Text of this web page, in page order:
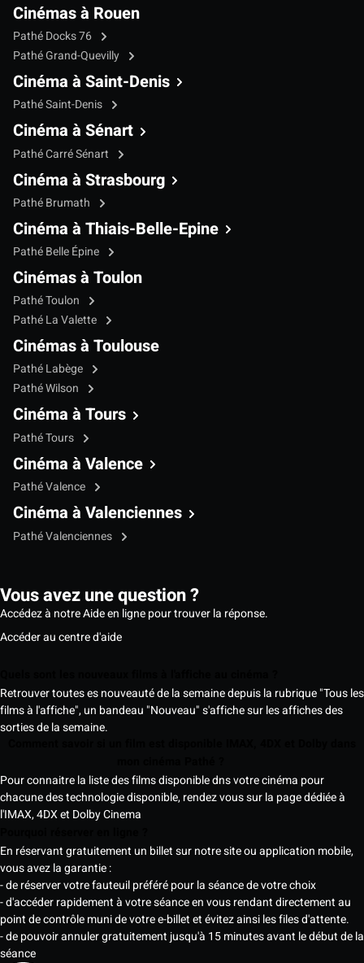
Cinémas à Rouen
Pathé Docks 76
Pathé Grand-Quevilly
Cinéma à Saint-Denis
Pathé Saint-Denis
Cinéma à Sénart
Pathé Carré Sénart
Cinéma à Strasbourg
Pathé Brumath
Cinéma à Thiais-Belle-Epine
Pathé Belle Épine
Cinémas à Toulon
Pathé Toulon
Pathé La Valette
Cinémas à Toulouse
Pathé Labège
Pathé Wilson
Cinéma à Tours
Pathé Tours
Cinéma à Valence
Pathé Valence
Cinéma à Valenciennes
Pathé Valenciennes
Vous avez une question ?
Accédez à notre Aide en ligne pour trouver la réponse.
Accéder au centre d'aide
Retrouver toutes es nouveauté de la semaine depuis la rubrique "Tous les
films à l'affiche", un bandeau "Nouveau" s'affiche sur les affiches des
sorties de la semaine.
Pour connaitre la liste des films disponible dns votre cinéma pour
chacune des technologie disponible, rendez vous sur la page dédiée à
l'IMAX, 4DX et Dolby Cinema
En réservant gratuitement un billet sur notre site ou application mobile,
vous avez la garantie :
- de réserver votre fauteuil préféré pour la séance de votre choix
- d'accéder rapidement à votre séance en vous rendant directement au
point de contrôle muni de votre e-billet et évitez ainsi les files d'attente.
- de pouvoir annuler gratuitement jusqu'à 15 minutes avant le début de la
séance